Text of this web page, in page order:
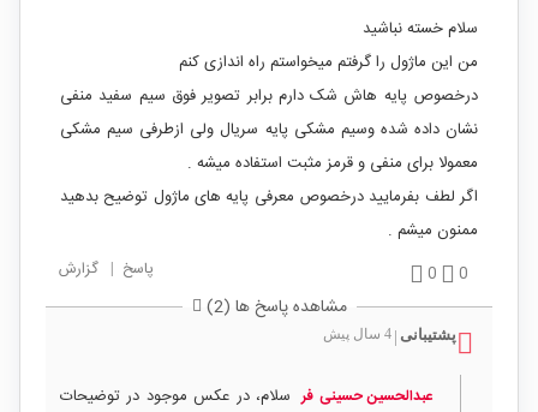
سلام خسته نباشید
من این ماژول را گرفتم میخواستم راه اندازی کنم
درخصوص پایه هاش شک دارم برابر تصویر فوق سیم سفید منفی
نشان داده شده وسیم مشکی پایه سریال ولی ازطرفی سیم مشکی
معمولا برای منفی و قرمز مثبت استفاده میشه .
اگر لطف بفرمایید درخصوص معرفی پایه های ماژول توضیح بدهید
ممنون میشم .
0
0 پاسخ | گزارش
مشاهده پاسخ ها (2)
پشتیبانی 4 سال پیش
عبدالحسین حسینی فر سلام، در عکس موجود در توضیحات